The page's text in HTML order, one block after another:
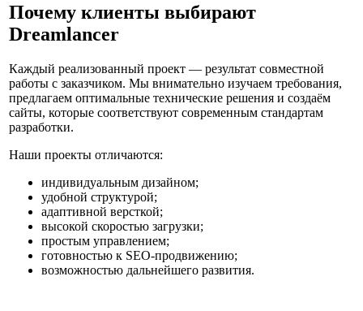
Почему клиенты выбирают
Dreamlancer
Каждый реализованный проект — результат совместной
работы с заказчиком. Мы внимательно изучаем требования,
предлагаем оптимальные технические решения и создаём
сайты, которые соответствуют современным стандартам
разработки.
Наши проекты отличаются:
индивидуальным дизайном;
удобной структурой;
адаптивной версткой;
высокой скоростью загрузки;
простым управлением;
готовностью к SEO-продвижению;
возможностью дальнейшего развития.